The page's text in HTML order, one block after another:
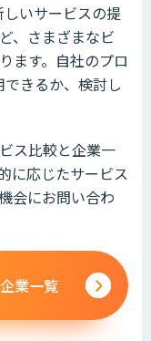
いサービスの提
、さまざまなビ
ます。自社のプロ
きるか、検討し
ス比較と企業一
に応じたサービス
会にお問い合わ
業一覧